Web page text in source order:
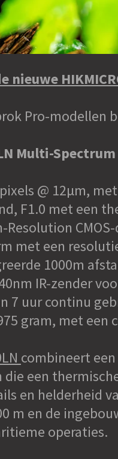
nieuwe
Pro-modellen
Multi-
@ 12μm,
F1.0 met een
Resolution
met een
1000m
IR-zender
7 uur continu
gram, met
combineert
een
en helderheid
m en de
operaties.